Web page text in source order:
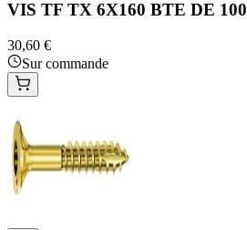
VIS TF TX 6X160 BTE DE 100
30,60 €
Sur commande